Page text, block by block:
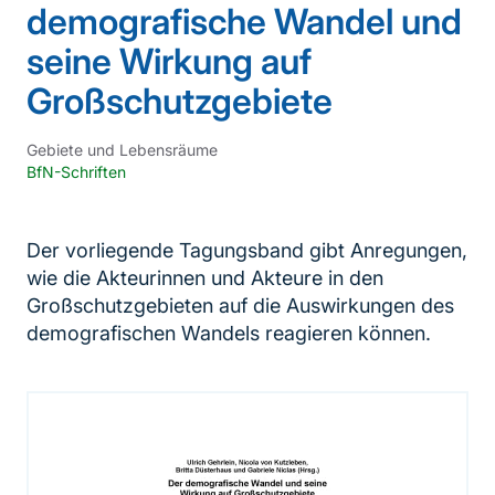
demografische Wandel und
seine Wirkung auf
Großschutzgebiete
Gebiete und Lebensräume
BfN-Schriften
Der vorliegende Tagungsband gibt Anregungen,
wie die Akteurinnen und Akteure in den
Großschutzgebieten auf die Auswirkungen des
demografischen Wandels reagieren können.